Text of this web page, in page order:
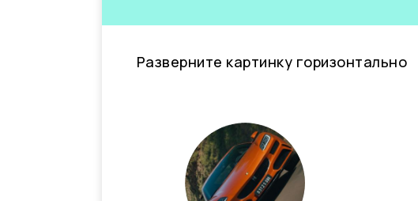
Разверните картинку горизонтально